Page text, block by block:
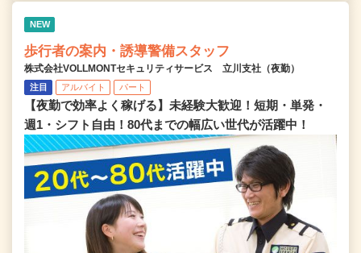
NEW
歩行者の案内・誘導警備スタッフ
株式会社VOLLMONTセキュリティサービス 立川支社（夜勤）
注目 アルバイト パート
【夜勤で効率よく稼げる】未経験大歓迎！短期・単発・
週1・シフト自由！80代までの幅広い世代が活躍中！